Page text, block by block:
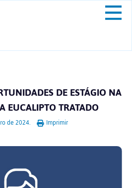
DE ESTÁGIO NA
EUCALIPTO TRATADO
de 2024. Imprimir